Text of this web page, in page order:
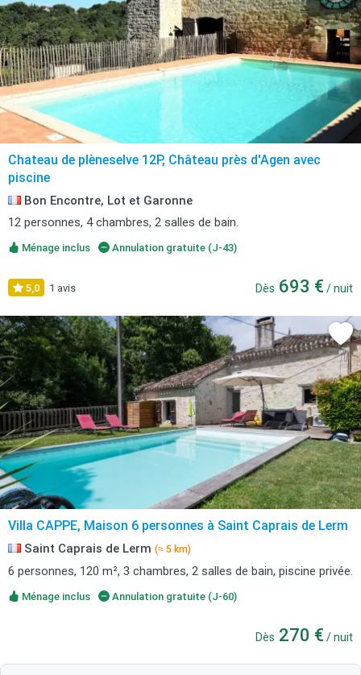
Chateau de plèneselve 12P, Château près d'Agen avec
piscine
Bon Encontre, Lot et Garonne
12 personnes, 4 chambres, 2 salles de bain.
Ménage inclus Annulation gratuite (J-43)
5,0 1 avis Dès 693 € / nuit
Villa CAPPE, Maison 6 personnes à Saint Caprais de Lerm
Saint Caprais de Lerm (≈ 5 km)
6 personnes, 120 m², 3 chambres, 2 salles de bain, piscine privée.
Ménage inclus Annulation gratuite (J-60)
Dès 270 € / nuit